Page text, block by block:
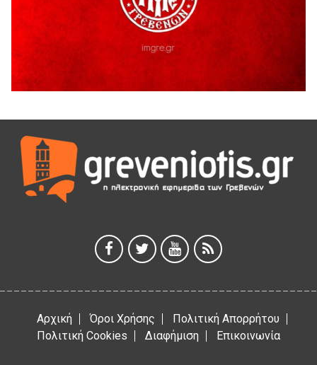
ΚΑΤΑΓΡΑΦΗ ΤΕΚΜΗΡΙΩΣΗ ΚΑΙ ΨΗΦΙΟΠΟΙΗΣΗ ΤΩΝ
ΜΑΣΤΟΡΙΚΩΝ ΕΡΓΑΛΕΙΩΝ ΤΗΣ ΣΥΛΛΟΓΗΣ ΚΥΠΑΡΙΣΣΙΟΥ
ΓΡΕΒΕΝΩΝ
3 Αυγούστου 2026
3 Αυγούστου 2026
ΠΡΟΓΡΑΜΜΑ ΠΑΝΗΓΥΡΕΩΣ ΙΕΡΑΣ ΜΟΝΗΣ ΖΑΒΟΡΔΑΣ 2026
3 Αυγούστου 2026
Διακοπή ηλεκτρικού ρεύματος
3 Αυγούστου 2026
Αρχική Όροι Χρήσης
Πολιτική Απορρήτου
Πολιτική Cookies
Διαφήμιση Επικοινωνία